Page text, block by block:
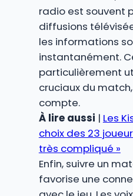
radio est souvent
diffusions
les informations
instantanément.
particulièrement
cruciaux du
compte.
À lire aussi | Les
choix des 23
très compliqué »
Enfin, suivre un
favorise une